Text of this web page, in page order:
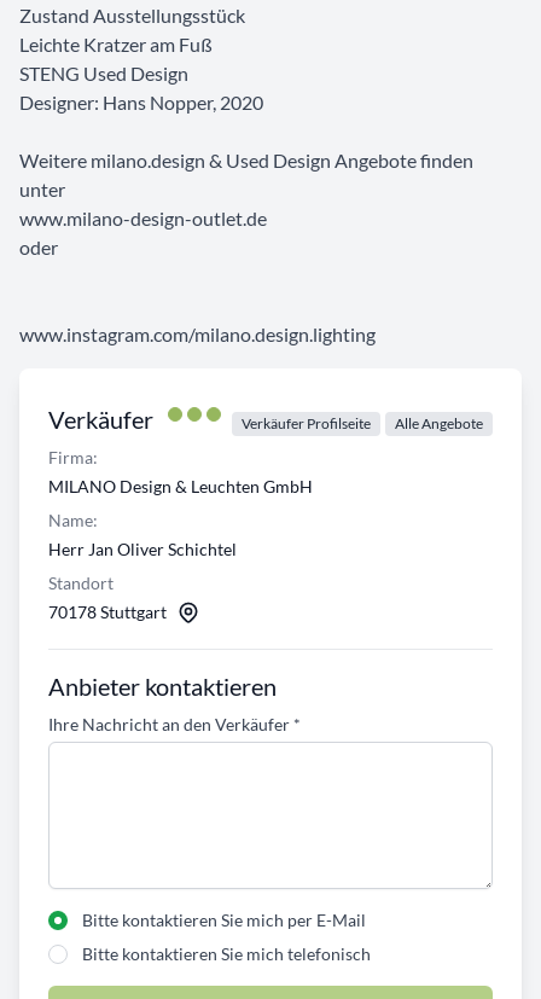
Verkäufer Verkäufer Profilseite Alle Angebote
Firma:
MILANO Design & Leuchten GmbH
Name:
Herr Jan Oliver Schichtel
Standort
70178 Stuttgart
Anbieter kontaktieren
Ihre Nachricht an den Verkäufer *
Bitte kontaktieren Sie mich per E-Mail
Bitte kontaktieren Sie mich telefonisch
Zustand Ausstellungsstück
Leichte Kratzer am Fuß
STENG Used Design
Designer: Hans Nopper, 2020
Weitere milano.design & Used Design Angebote finden
unter
www.milano-design-outlet.de
oder
www.instagram.com/milano.design.lighting